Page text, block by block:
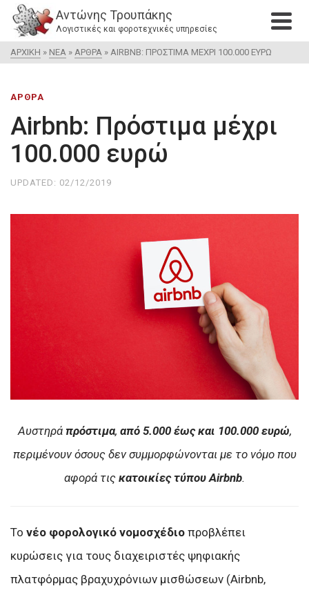
Αντώνης Τρουπάκης
Λογιστικές και φοροτεχνικές υπηρεσίες
ΑΡΧΙΚΉ » ΝΈΑ » ΆΡΘΡΑ » AIRBNB: ΠΡΌΣΤΙΜΑ ΜΈΧΡΙ 100.000 ΕΥΡΏ
ΆΡΘΡΑ
Airbnb: Πρόστιμα μέχρι
100.000 ευρώ
UPDATED: 02/12/2019
Aυστηρά πρόστιμα, από 5.000 έως και 100.000 ευρώ,
περιμένουν όσους δεν συμμορφώνονται με το νόμο που
αφορά τις κατοικίες τύπου Airbnb.
Το νέο φορολογικό νομοσχέδιο προβλέπει
κυρώσεις για τους διαχειριστές ψηφιακής
πλατφόρμας βραχυχρόνιων μισθώσεων (Airbnb,